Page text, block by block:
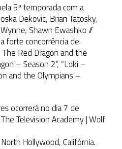
5ª temporada com a
Dekovic, Brian Tatosky,
Shawn Ewashko //
forte concorrência de:
Red Dragon and the
– Season 2”, “Loki –
and the Olympians –
ocorrerá no dia 7 de
Television Academy | Wolf
Hollywood, Califórnia.